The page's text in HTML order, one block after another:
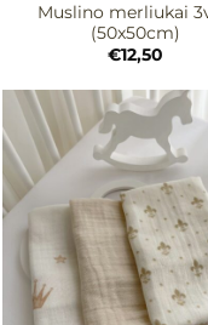
Muslino merliukai
(50x50cm)
€12,50